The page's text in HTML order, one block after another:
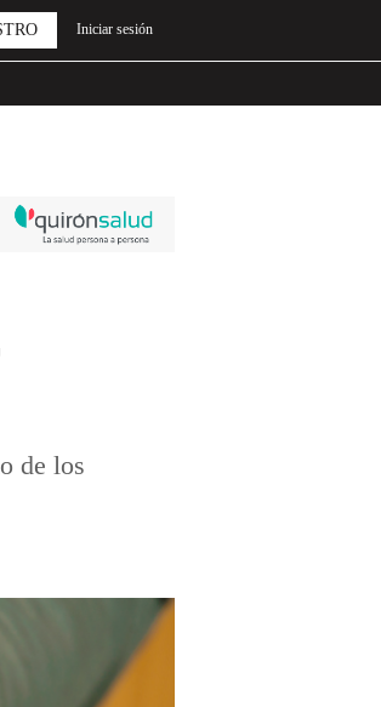
Iniciar sesión
de los